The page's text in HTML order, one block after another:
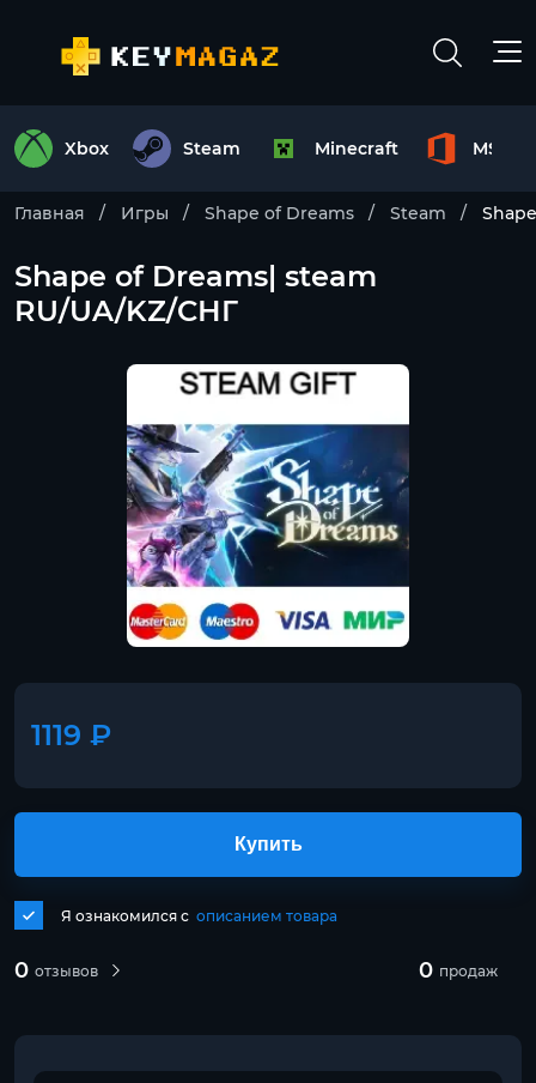
Xbox Steam Minecraft MS
Главная Игры Shape of Dreams Steam
Shape of Dreams| steam
RU/UA/KZ/CНГ
1119 ₽
0 отзывов 0 продаж
Я ознакомился с описанием товара
Купить